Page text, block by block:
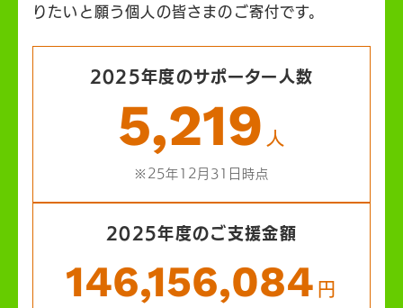
りたいと願う個人の皆さまのご寄付です。
2025年度のサポーター人数
5,219 人
※25年12月31日時点
2025年度のご支援金額
146,156,084 円